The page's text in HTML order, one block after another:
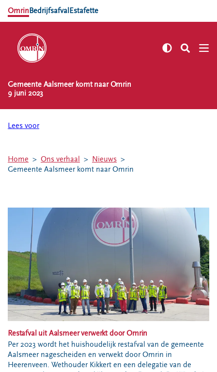
OmrinBedrijfsafval Estafette
NL EN
Zelf regelen
Afvalkalender
Milieustraten
Afval aanmelden
Bouwcontainer huren
Ons verhaal
Nieuws
Ontdek Omrin
Over Omrin
Hier werken we aan
Ecopark De Wierde
Reststoffen Energie Centrale
Projecten
Contact
Gemeente Aalsmeer komt naar Omrin
9 juni 2023
Lees voor
Home Ons verhaal
Nieuws
Gemeente Aalsmeer komt naar Omrin
Restafval uit Aalsmeer verwerkt door Omrin
Per 2023 wordt het huishoudelijk restafval van de gemeente
Aalsmeer nagescheiden en verwekt door Omrin in
Heerenveen. Wethouder Kikkert en een delegatie van de